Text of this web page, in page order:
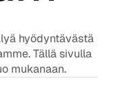
hyödyntävästä
Tällä sivulla
mukanaan.